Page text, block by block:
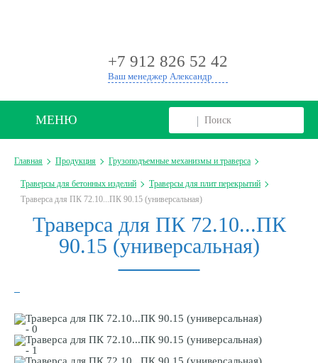
+7 912 826 52 42
Ваш менеджер Александр
МЕНЮ
Главная Продукция Грузоподъемные механизмы и траверса
Траверсы для бетонных изделий
Траверсы для плит перекрытий
Траверса для ПК 72.10...ПК 90.15 (универсальная)
Траверса для ПК 72.10...ПК
90.15 (универсальная)